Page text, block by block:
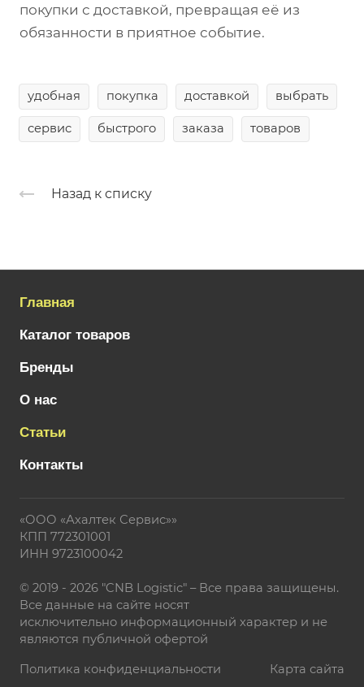
покупки с доставкой, превращая её из
обязанности в приятное событие.
удобная покупка доставкой выбрать
сервис быстрого заказа товаров
Назад к списку
Главная
Каталог товаров
Бренды
О нас
Статьи
Контакты
«ООО «Ахалтек Сервис»»
КПП 772301001
ИНН 9723100042
© 2019 - 2026 "CNB Logistic" – Все права защищены.
Все данные на сайте носят
исключительно информационный характер и не
являются публичной офертой
Политика конфиденциальности Карта сайта